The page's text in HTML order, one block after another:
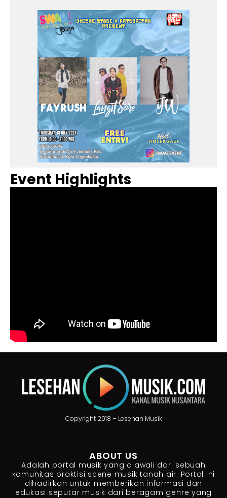
Event Highlights
Copyright 2018 – Lesehan Musik
ABOUT US
Adalah portal musik yang diawali dari sebuah
komunitas praktisi scene musik tanah air. Portal ini
dihadirkan untuk memberikan informasi dan
edukasi seputar musik dari beragam genre yang